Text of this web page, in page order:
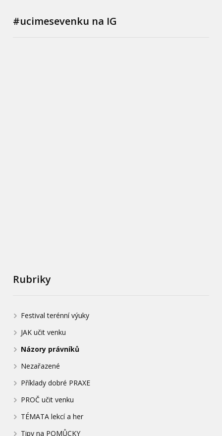
#ucimesevenku na IG
Rubriky
Festival terénní výuky
JAK učit venku
Názory právníků
Nezařazené
Příklady dobré PRAXE
PROČ učit venku
TÉMATA lekcí a her
Tipy na POMŮCKY